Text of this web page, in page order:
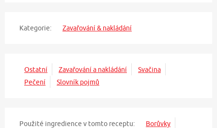
Kategorie: Zavařování & nakládání
Ostatní Zavařování a nakládání
Svačina
Pečení
Slovník pojmů
Použité ingredience v tomto receptu:
Borůvky